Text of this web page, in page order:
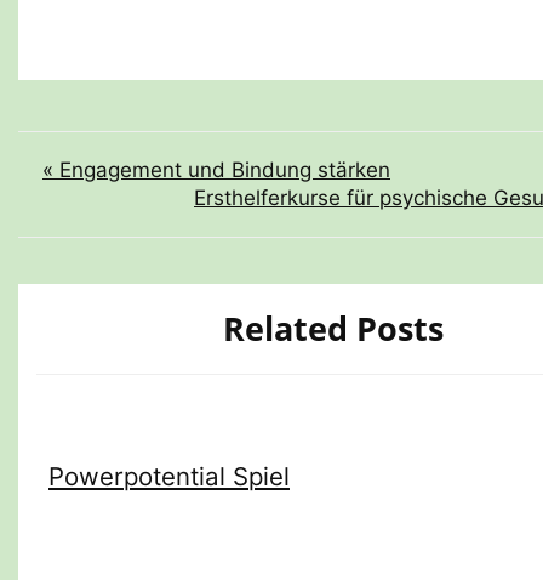
Beitragsnavigation
« Engagement und Bindung stärken
Ersthelferkurse für psychische
Related Posts
Powerpotential Spiel